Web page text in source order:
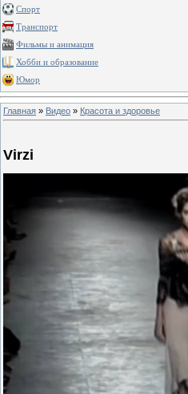
Спорт
Транспорт
Фильмы и анимация
Хобби и образование
Юмор
Главная » Видео » Красота и здоровье
Virzi